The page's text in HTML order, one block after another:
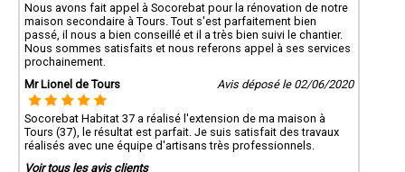
Nous avons fait appel à Socorebat pour la rénovation de notre
maison secondaire à Tours. Tout s'est parfaitement bien
passé, il nous a bien conseillé et il a très bien suivi le chantier.
Nous sommes satisfaits et nous referons appel à ses services
prochainement.
Mr Lionel de Tours
Avis déposé le 02/06/2020
Socorebat Habitat 37 a réalisé l'extension de ma maison à
Tours (37), le résultat est parfait. Je suis satisfait des travaux
réalisés avec une équipe d'artisans très professionnels.
Voir tous les avis clients